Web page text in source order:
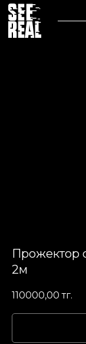
Прожектор
2м
110000,00 тг.